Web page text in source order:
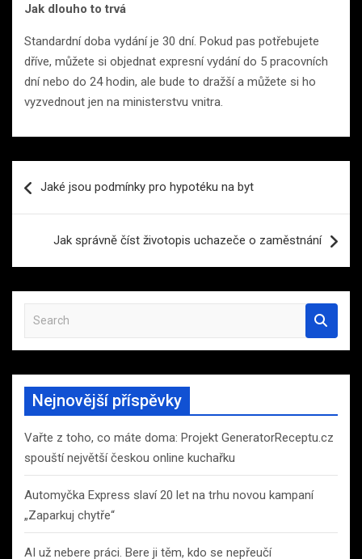
Jak dlouho to trvá
Standardní doba vydání je 30 dní. Pokud pas potřebujete
dříve, můžete si objednat expresní vydání do 5 pracovních
dní nebo do 24 hodin, ale bude to dražší a můžete si ho
vyzvednout jen na ministerstvu vnitra.
proJaké jsou podmínky pro hypotéku na byt
Jak správně číst životopis uchazeče o zaměstnání
a
r
h
Nejnovější příspěvky
Vařte z toho, co máte doma: Projekt GeneratorReceptu.cz
spouští největší českou online kuchařku
Automyčka Express slaví 20 let na trhu novou kampaní
„Zaparkuj chytře“
AI už nebere práci. Bere ji těm, kdo se nepřeučí